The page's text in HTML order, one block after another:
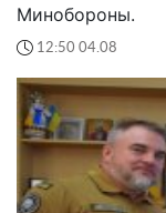
Минобороны.
12:50 04.08